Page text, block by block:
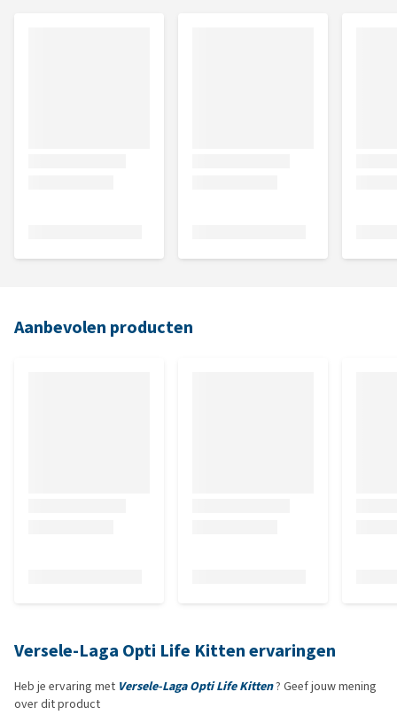
Aanbevolen producten
Versele-Laga Opti Life Kitten ervaringen
Heb je ervaring met Versele-Laga Opti Life Kitten? Geef jouw mening
over dit product